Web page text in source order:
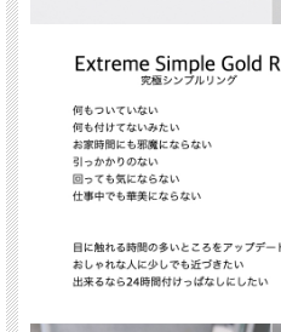
1号サイズよりも小さいマイナスサイズに
表参道にあるBijouterie euro flat(ビジュト
les desseins de DIEU(レデッサンドゥデュ
イタリア語で『美術館、博物館』という意
”どこからみても”をコンセプトに、裏に
ントになる事にこだわったジュエリーは